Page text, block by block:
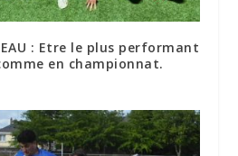
: Etre le plus performant
en championnat.